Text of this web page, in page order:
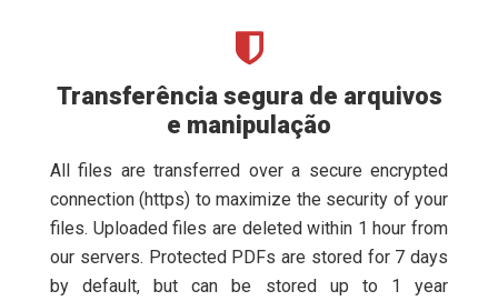
Transferência segura de arquivos
e manipulação
All files are transferred over a secure encrypted
connection (https) to maximize the security of your
files. Uploaded files are deleted within 1 hour from
our servers. Protected PDFs are stored for 7 days
by default, but can be stored up to 1 year